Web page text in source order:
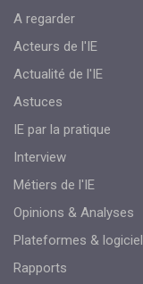
A regarder
Acteurs de l'IE
Actualité de l'IE
Astuces
IE par la pratique
Interview
Métiers de l'IE
Opinions & Analyses
Plateformes &
Rapports